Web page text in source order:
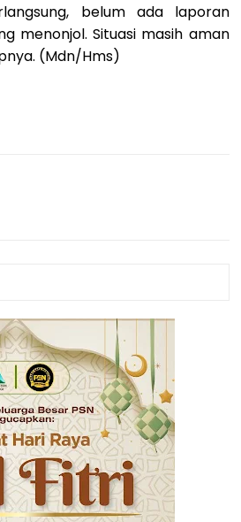
belum ada laporan
menonjol. Situasi masih aman
(Mdn/Hms)